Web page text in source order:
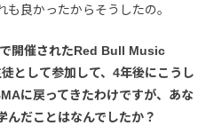
も良かったからそうしたの。
開催されたRed Bull Music
として参加して、4年後にこうし
に戻ってきたわけですが、あな
んだことはなんでしたか？